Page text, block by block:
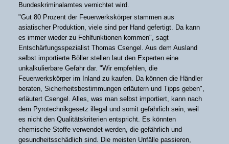
Bundeskriminalamtes vernichtet wird.
"Gut 80 Prozent der Feuerwerkskörper stammen aus
asiatischer Produktion, viele sind per Hand gefertigt. Da kann
es immer wieder zu Fehlfunktionen kommen", sagt
Entschärfungsspezialist Thomas Csengel. Aus dem Ausland
selbst importierte Böller stellen laut den Experten eine
unkalkulierbare Gefahr dar. "Wir empfehlen, die
Feuerwerkskörper im Inland zu kaufen. Da können die Händler
beraten, Sicherheitsbestimmungen erläutern und Tipps geben",
erläutert Csengel. Alles, was man selbst importiert, kann nach
dem Pyrotechnikgesetz illegal und somit gefährlich sein, weil
es nicht den Qualitätskriterien entspricht. Es könnten
chemische Stoffe verwendet werden, die gefährlich und
gesundheitsschädlich sind. Die meisten Unfälle passieren,